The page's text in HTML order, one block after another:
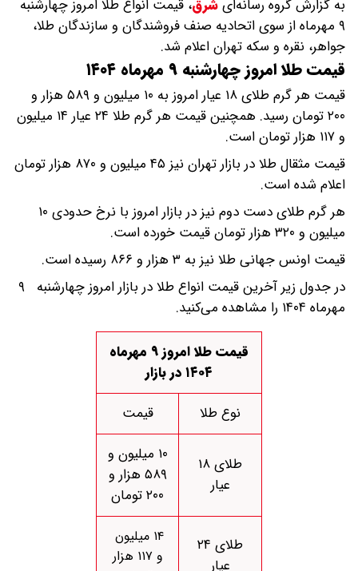
به گزارش گروه رسانه‌ایشرق، قیمت انواع طلا امروز چهارشنبه
۹ مهرماه از سوی اتحادیه صنف فروشندگان و سازندگان طلا،
جواهر، نقره و سکه تهران اعلام شد.
قیمت طلا امروز چهارشنبه ۹ مهرماه ۱۴۰۴
قیمت هر گرم طلای ۱۸ عیار امروز به ۱۰ میلیون و ۵۸۹ هزار و
۲۰۰ تومان رسید. همچنین قیمت هر گرم طلا ۲۴ عیار ۱۴ میلیون
و ۱۱۷ هزار تومان است.
قیمت مثقال طلا در بازار تهران نیز ۴۵ میلیون و ۸۷۰ هزار تومان
اعلام شده است.
هر گرم طلای دست دوم نیز در بازار امروز با نرخ حدودی ۱۰
میلیون و ۳۲۰ هزار تومان قیمت خورده است.
قیمت اونس جهانی طلا نیز به ۳ هزار و ۸۶۶ رسیده است.
در جدول زیر آخرین قیمت انواع طلا در بازار امروز چهارشنبه ۹
مهرماه ۱۴۰۴ را مشاهده می‌کنید.
قیمت طلا امروز ۹ مهرماه
۱۴۰۴ در بازار
نوع طلا
قیمت
طلای ۱۸
عیار
۱۰ میلیون و
۵۸۹ هزار و
۲۰۰ تومان
طلای ۲۴
عیار
۱۴ میلیون
و ۱۱۷ هزار